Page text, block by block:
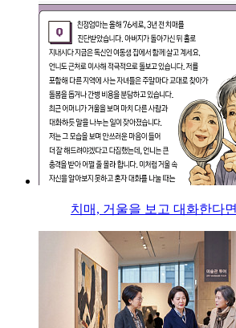
치매, 거울을 보고 대화한다면